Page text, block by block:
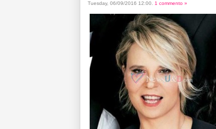
Tuesday, 06/09/2016 12:00 1 commento »